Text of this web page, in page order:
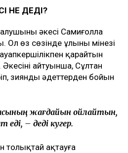
НЕ ДЕДІ?
әкесі Самиғолла
Ол өз сөзінде ұлының мінезі
қарайтын
айтуынша, Сұлтан
зиянды әдеттерден бойын
жағдайын ойлайтын,
– деді куәгер.
толықтай ақтауға